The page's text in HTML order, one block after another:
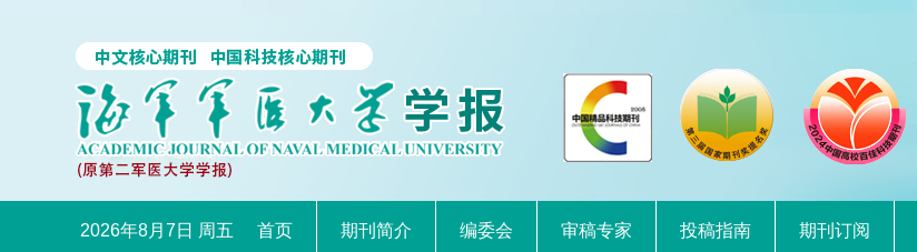
2026年8月7日 周五 首页 期刊简介 编委会 审稿专家 投稿指南 期刊订阅